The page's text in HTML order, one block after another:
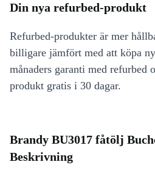
Din nya refurbed-produkt
Refurbed-produkter är mer
billigare jämfört med att köpa
månaders garanti med refurbed
produkt gratis i 30 dagar.
Brandy BU3017 fåtölj
Beskrivning